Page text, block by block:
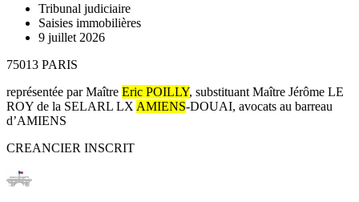
Tribunal judiciaire
Saisies immobilières
9 juillet 2026
75013 PARIS
représentée par Maître Eric POILLY, substituant Maître Jérôme LE
ROY de la SELARL LX AMIENS-DOUAI, avocats au barreau
d’AMIENS
CREANCIER INSCRIT